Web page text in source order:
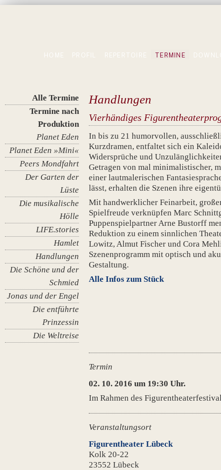
HOME PROFIL REPERTOIRE TERMINE
Alle Termine
Termine nach
Produktion
Planet Eden
Planet Eden »Mini«
Peers Mondfahrt
Der Garten der
Lüste
Die musikalische
Hölle
LIFE.stories
Hamlet
Handlungen
Die Schöne und der
Schmied
Jonas und der Engel
Die entführte
Prinzessin
Die Weltreise
Handlungen
Vierhändiges
In bis zu 21 humorvollen,
Kurzdramen, entfaltet sich ein
Widersprüche und
Getragen von mal minimalistischer,
einer lautmalerischen
lässt, erhalten die Szenen ihre
Mit handwerklicher Feinarbeit,
Spielfreude verknüpfen Marc
Puppenspielpartner Arne Bustorff
Reduktion zu einem sinnlichen
Lowitz, Almut Fischer und Cora
Szenenprogramm mit optisch und
Gestaltung.
Alle Infos zum Stück
Termin
02. 10. 2016 um 19:30 Uhr.
Im Rahmen des
Veranstaltungsort
Figurentheater Lübeck
Kolk 20-22
23552 Lübeck